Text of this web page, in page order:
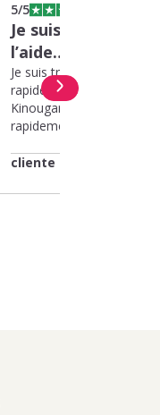
5/5
Je suis très
l’aide…
Je suis très satisfaite de
rapide et efficace
Kinougarde. On m’a
rapidement et une
cliente